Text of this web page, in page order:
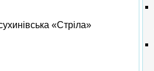
«Стріла»